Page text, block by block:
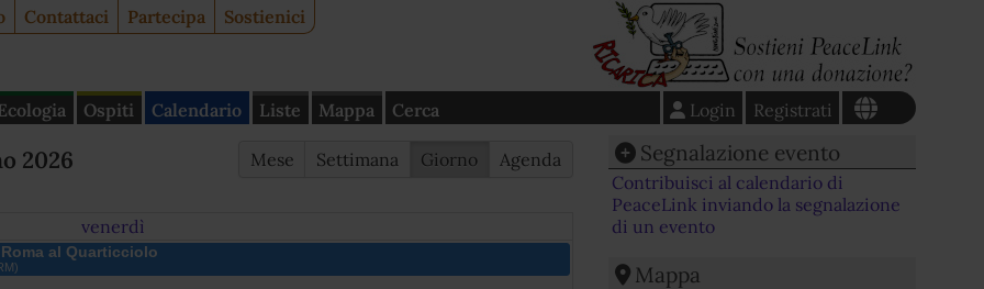
Contattaci Partecipa Sostienici
Ospiti Calendario Liste Mappa Cerca Registrati
Login
2026 Mese Settimana Giorno Agenda
venerdì
al Quarticciolo
Segnalazione evento
Contribuisci al calendario di
PeaceLink inviando la segnalazione
di un evento
Mappa